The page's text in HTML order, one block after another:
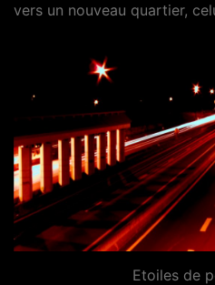
vers un nouveau quartier,
Etoiles de